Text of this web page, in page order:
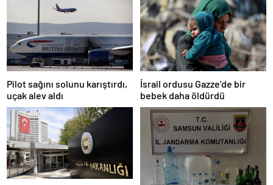
Pilot sağını solunu karıştırdı,
uçak alev aldı
İsrail ordusu Gazze’de bir
bebek daha öldürdü